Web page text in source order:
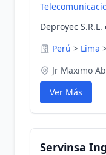
Deproyec
Perú > Lima
Jr Maximo
Ver Más
Servinsa